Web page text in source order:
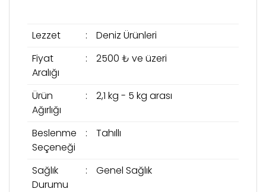
Lezzet :
Deniz Ürünleri
Fiyat
Aralığı
: 2500 ₺ ve üzeri
Ürün
Ağırlığı
: 2,1 kg - 5 kg arası
Beslenme
Seçeneği
: Tahıllı
Sağlık
Durumu
: Genel Sağlık